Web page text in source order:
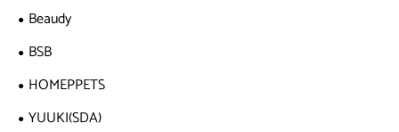
Beaudy
BSB
HOMEPPETS
YUUKI(SDA)